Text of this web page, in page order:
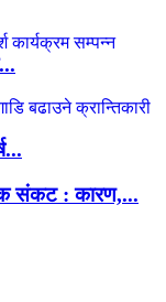
संकट : कारण,...